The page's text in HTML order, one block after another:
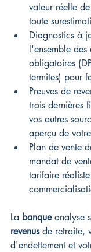
valeur réelle
toute
Diagnostics à
l'ensemble des
obligatoires
termites) pour
Preuves de
trois dernières
vos autres
aperçu de
Plan de vente
mandat de
tarifaire
La banque analyse
revenus de retraite,
d'endettement et